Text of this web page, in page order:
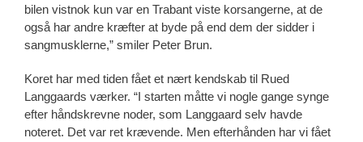
bilen vistnok kun var en Trabant viste korsangerne, at de
også har andre kræfter at byde på end dem der sidder i
sangmusklerne,” smiler Peter Brun.
Koret har med tiden fået et nært kendskab til Rued
Langgaards værker. “I starten måtte vi nogle gange synge
efter håndskrevne noder, som Langgaard selv havde
noteret. Det var ret krævende. Men efterhånden har vi fået